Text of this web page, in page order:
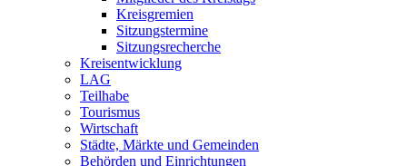
Kreisgremien
Sitzungstermine
Sitzungsrecherche
Kreisentwicklung
LAG
Teilhabe
Tourismus
Wirtschaft
Städte, Märkte und Gemeinden
Behörden und Einrichtungen